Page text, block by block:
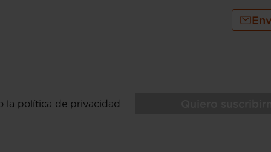
la política de privacidad